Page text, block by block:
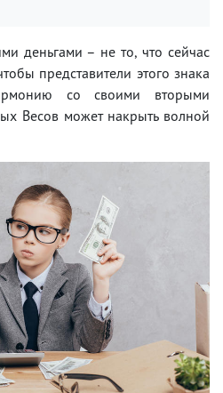
деньгами – не то, что сейчас
представители этого знака
со своими вторыми
Весов может накрыть волной